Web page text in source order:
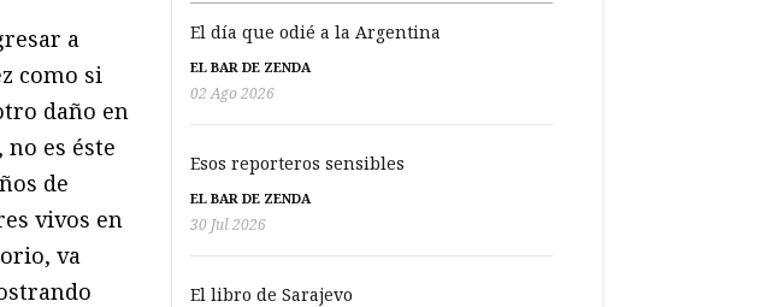
a
como si
daño en
no es éste
de
vivos en
va
El día que odié a la Argentina
EL BAR DE ZENDA
02 Ago 2026
Esos reporteros sensibles
EL BAR DE ZENDA
30 Jul 2026
El libro de Sarajevo